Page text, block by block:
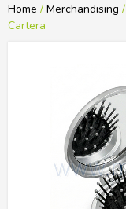
Home / Merchandising /
Cartera